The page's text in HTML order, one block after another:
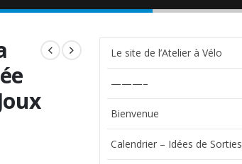
Le site de l’Atelier à Vélo
———–
Bienvenue
Calendrier – Idées de Sorties